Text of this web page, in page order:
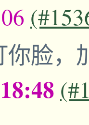
你脸，